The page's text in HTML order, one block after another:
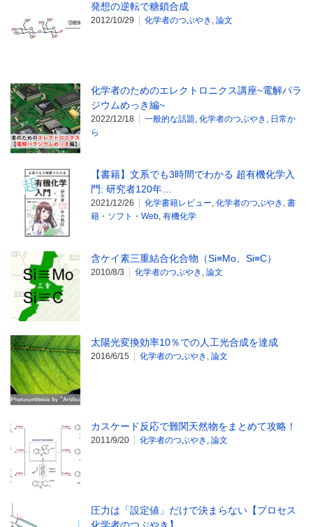
発想の逆転で糖鎖合成
2012/10/29 化学者のつぶやき , 論文
化学者のためのエレクトロニクス講座~電解パラ
ジウムめっき編~
2022/12/18 一般的な話題, 化学者のつぶやき , 日常か
ら
【書籍】文系でも3時間でわかる 超有機化学入
門: 研究者120年…
2021/12/26 化学書籍レビュー, 化学者のつぶやき , 書
籍・ソフト・Web, 有機化学
含ケイ素三重結合化合物（Si≡Mo、Si≡C）
2010/8/3 化学者のつぶやき , 論文
太陽光変換効率10％での人工光合成を達成
2016/6/15 化学者のつぶやき , 論文
カスケード反応で難関天然物をまとめて攻略！
2011/9/20 化学者のつぶやき , 論文
圧力は「設定値」だけで決まらない【プロセス